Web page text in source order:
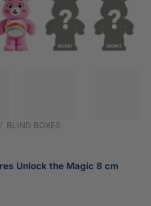
/ BLIND BOXES
Unlock the Magic 8 cm